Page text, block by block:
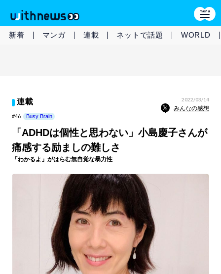
新着 マンガ 連載 ネットで話題 WORLD
連載 2022/03/14
みんなの感想
#46 Busy Brain
「ADHDは個性と思わない」小島慶子さんが
痛感する励ましの難しさ
「わかるよ」がはらむ無自覚な暴力性